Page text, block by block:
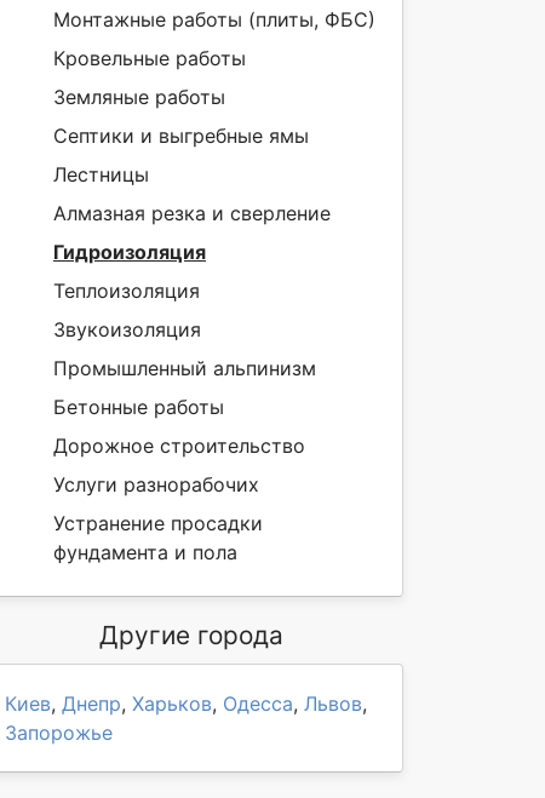
Монтажные работы (плиты, ФБС)
Кровельные работы
Земляные работы
Септики и выгребные ямы
Лестницы
Алмазная резка и сверление
Гидроизоляция
Теплоизоляция
Звукоизоляция
Промышленный альпинизм
Бетонные работы
Дорожное строительство
Услуги разнорабочих
Устранение просадки
фундамента и пола
Другие города
Киев, Днепр, Харьков, Одесса, Львов,
Запорожье